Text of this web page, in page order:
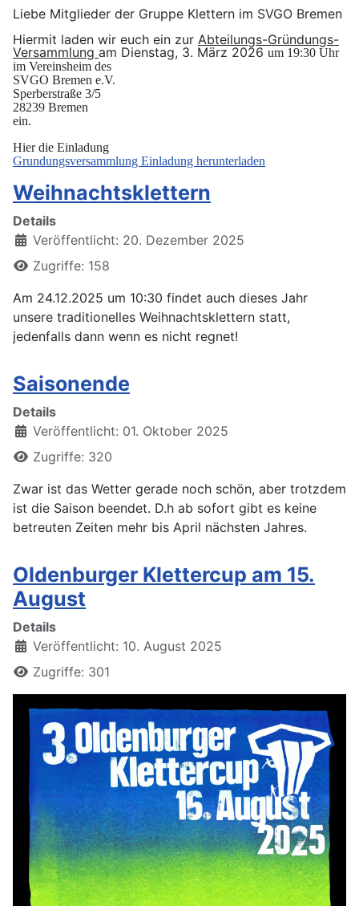
Liebe Mitglieder der Gruppe Klettern im SVGO Bremen
Hiermit laden wir euch ein zur Abteilungs-Gründungs-
Versammlung am Dienstag, 3. März 2026 um 19:30 Uhr
im Vereinsheim des
SVGO Bremen e.V.
Sperberstraße 3/5
28239 Bremen
ein.
Hier die Einladung
Grundungsversammlung Einladung herunterladen
Weihnachtsklettern
Details
Veröffentlicht: 20. Dezember 2025
Zugriffe: 158
Am 24.12.2025 um 10:30 findet auch dieses Jahr
unsere traditionelles Weihnachtsklettern statt,
jedenfalls dann wenn es nicht regnet!
Saisonende
Details
Veröffentlicht: 01. Oktober 2025
Zugriffe: 320
Zwar ist das Wetter gerade noch schön, aber trotzdem
ist die Saison beendet. D.h ab sofort gibt es keine
betreuten Zeiten mehr bis April nächsten Jahres.
Oldenburger Klettercup am 15.
August
Details
Veröffentlicht: 10. August 2025
Zugriffe: 301